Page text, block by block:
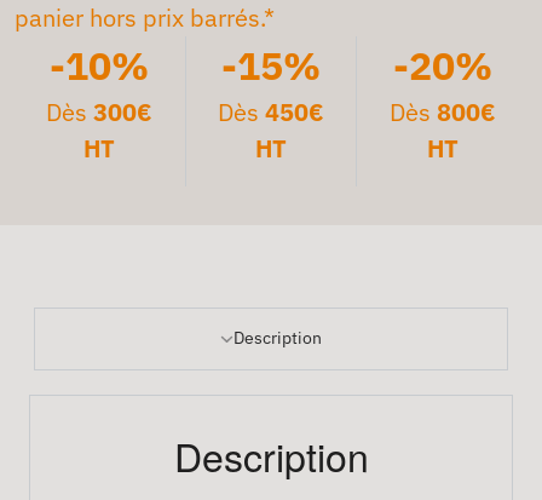
panier hors prix barrés.*
-10%
Dès300€
HT
-15%
Dès 450€
HT
-20%
Dès 800€
HT
Description
Description